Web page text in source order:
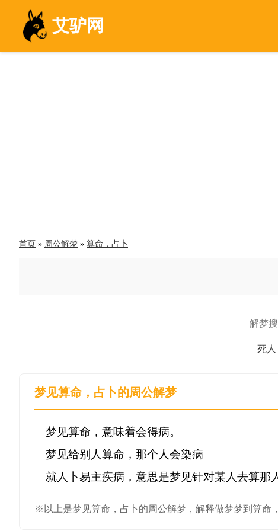
艾驴网
首页 » 周公解梦 » 算命，占卜
解梦搜
死人
梦见算命，占卜的周公解梦
梦见算命，意味着会得病。
梦见给别人算命，那个人会染病
就人卜易主疾病，意思是梦见针对某人去算那
※以上是梦见算命，占卜的周公解梦，解释做梦梦到算命